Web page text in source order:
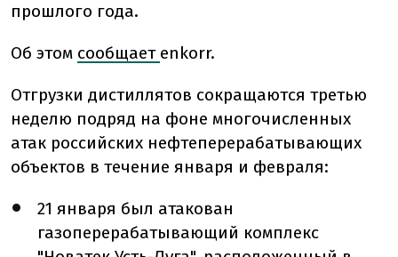
прошлого года.
Об этом сообщает enkorr.
Отгрузки дистиллятов сокращаются третью
неделю подряд на фоне многочисленных
атак российских нефтеперерабатывающих
объектов в течение января и февраля:
21 января был атакован
газоперерабатывающий комплекс